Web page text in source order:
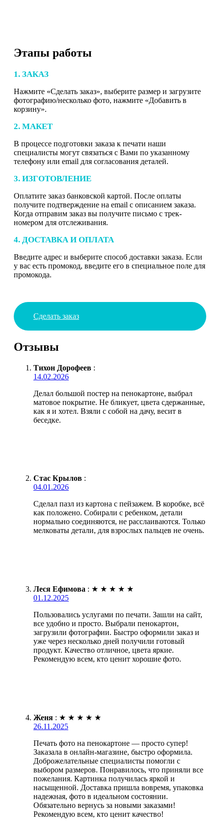
Этапы работы
1. ЗАКАЗ
Нажмите «Сделать заказ», выберите размер и загрузите
фотографию/несколько фото, нажмите «Добавить в
корзину».
2. МАКЕТ
В процессе подготовки заказа к печати наши
специалисты могут связаться с Вами по указанному
телефону или email для согласования деталей.
3. ИЗГОТОВЛЕНИЕ
Оплатите заказ банковской картой. После оплаты
получите подтверждение на email с описанием заказа.
Когда отправим заказ вы получите письмо с трек-
номером для отслеживания.
4. ДОСТАВКА И ОПЛАТА
Введите адрес и выберите способ доставки заказа. Если
у вас есть промокод, введите его в специальное поле для
промокода.
Сделать заказ
Отзывы
Тихон Дорофеев :
14.02.2026
Делал большой постер на пенокартоне, выбрал
матовое покрытие. Не бликует, цвета сдержанные,
как я и хотел. Взяли с собой на дачу, весит в
беседке.
Стас Крылов :
04.01.2026
Сделал пазл из картона с пейзажем. В коробке, всё
как положено. Собирали с ребенком, детали
нормально соединяются, не расслаиваются. Только
мелковаты детали, для взрослых пальцев не очень.
Леся Ефимова : ★ ★ ★ ★ ★
01.12.2025
Пользовались услугами по печати. Зашли на сайт,
все удобно и просто. Выбрали пенокартон,
загрузили фотографии. Быстро оформили заказ и
уже через несколько дней получили готовый
продукт. Качество отличное, цвета яркие.
Рекомендую всем, кто ценит хорошие фото.
Женя : ★ ★ ★ ★ ★
26.11.2025
Печать фото на пенокартоне — просто супер!
Заказала в онлайн-магазине, быстро оформила.
Доброжелательные специалисты помогли с
выбором размеров. Понравилось, что приняли все
пожелания. Картинка получилась яркой и
насыщенной. Доставка пришла вовремя, упаковка
надежная, фото в идеальном состоянии.
Обязательно вернусь за новыми заказами!
Рекомендую всем, кто ценит качество!